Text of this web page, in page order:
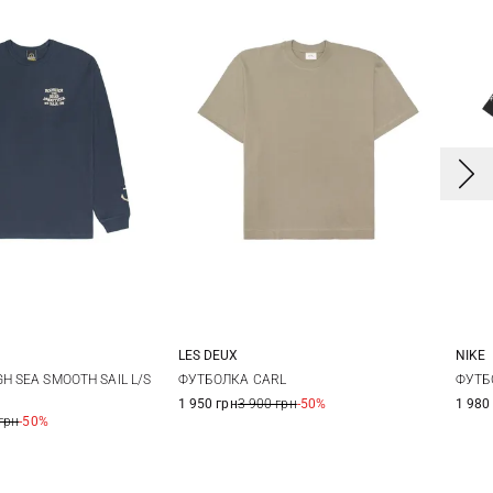
XL
SEA SMOOTH SAIL L/S
-50%
M L
LES DEUX
ФУТБОЛКА CARL
1 950 грн3 900 грн-50%
S
NIKE
1 980